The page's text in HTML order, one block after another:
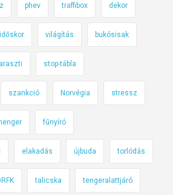
phev traffibox dekor
időskor világítás bukósisak
stop-tábla
szankció Norvégia stressz
fűnyíró
elakadás újbuda torlódás
talicska tengeralattjáró